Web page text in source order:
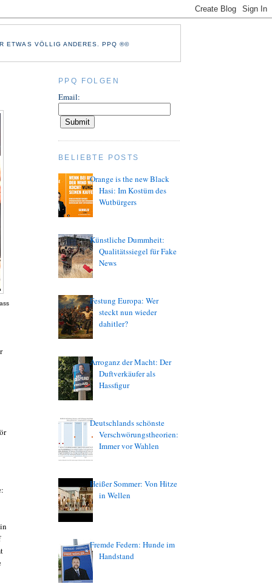
ETWAS VÖLLIG ANDERES. PPQ ®©
PPQ FOLGEN
Email:
BELIEBTE POSTS
Orange is the new Black
Hasi: Im Kostüm des
Wutbürgers
Künstliche Dummheit:
Qualitätssiegel für Fake
News
Festung Europa: Wer
steckt nun wieder
dahitler?
Arroganz der Macht: Der
Duftverkäufer als
Hassfigur
Deutschlands schönste
Verschwörungstheorien:
Immer vor Wahlen
Heißer Sommer: Von Hitze
in Wellen
Fremde Federn: Hunde im
Handstand